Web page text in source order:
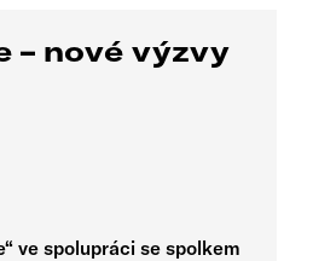
– nové výzvy
ve spolupráci se spolkem